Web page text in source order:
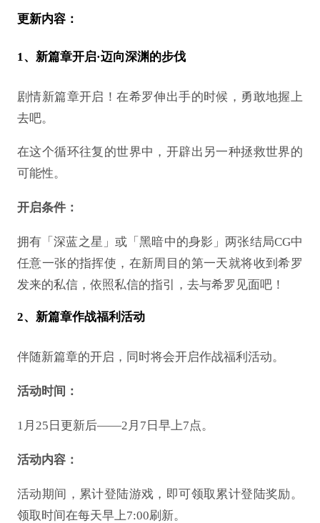
更新内容：
1、新篇章开启·迈向深渊的步伐
剧情新篇章开启！在希罗伸出手的时候，勇敢地握上
去吧。
在这个循环往复的世界中，开辟出另一种拯救世界的
可能性。
开启条件：
拥有「深蓝之星」或「黑暗中的身影」两张结局CG中
任意一张的指挥使，在新周目的第一天就将收到希罗
发来的私信，依照私信的指引，去与希罗见面吧！
2、新篇章作战福利活动
伴随新篇章的开启，同时将会开启作战福利活动。
活动时间：
1月25日更新后——2月7日早上7点。
活动内容：
活动期间，累计登陆游戏，即可领取累计登陆奖励。
领取时间在每天早上7:00刷新。